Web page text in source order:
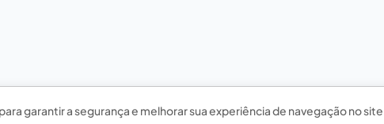
garantir a segurança e melhorar sua experiência de navegação no